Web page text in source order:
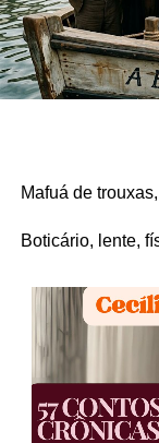
Mafuá de
Boticário, lente,